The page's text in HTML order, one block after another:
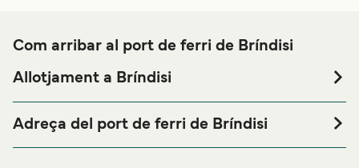
Com arribar al port de ferri de Bríndisi
Allotjament a Bríndisi
prop del port de ferri de Bríndisi o busques allotjament
durant tota la teva estada, visita la nostra pàgina de
Adreça del port de ferri de Bríndisi
Terminal Costa Morena, 72100 br, E90, 3200, Pedagne